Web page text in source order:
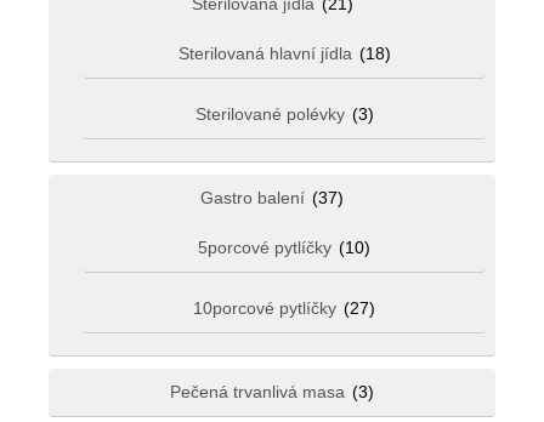
Sterilovaná hlavní jídla (18)
Sterilované polévky (3)
Gastro balení (37)
5porcové pytlíčky (10)
10porcové pytlíčky (27)
Pečená trvanlivá masa (3)